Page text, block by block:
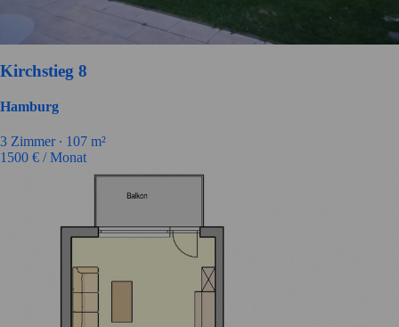
Kirchstieg 8
Hamburg
3 Zimmer ∙ 107 m²
1500 € / Monat